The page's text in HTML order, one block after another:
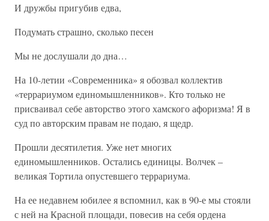
И дружбы пригубив едва,
Подумать страшно, сколько песен
Мы не дослушали до дна…
На 10-летии «Современника» я обозвал коллектив
«террариумом единомышленников». Кто только не
присваивал себе авторство этого хамского афоризма! Я в
суд по авторским правам не подаю, я щедр.
Прошли десятилетия. Уже нет многих
единомышленников. Остались единицы. Волчек –
великая Тортила опустевшего террариума.
На ее недавнем юбилее я вспомнил, как в 90-е мы стояли
с ней на Красной площади, повесив на себя ордена